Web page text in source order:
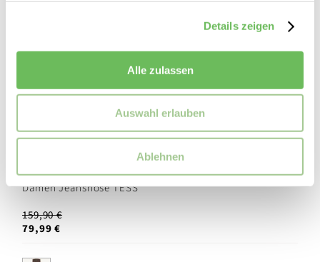
Details zeigen
Alle zulassen
Auswahl erlauben
Ablehnen
Cambio
Damen Jeanshose TESS
159,90 €
79,99 €